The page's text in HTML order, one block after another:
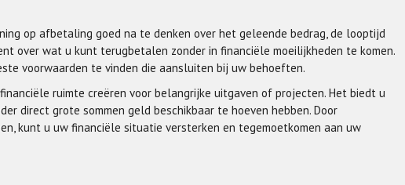
op afbetaling goed na te denken over het geleende bedrag, de looptijd
over wat u kunt terugbetalen zonder in financiële moeilijkheden te komen.
voorwaarden te vinden die aansluiten bij uw behoeften.
ruimte creëren voor belangrijke uitgaven of projecten. Het biedt u
direct grote sommen geld beschikbaar te hoeven hebben. Door
kunt u uw financiële situatie versterken en tegemoetkomen aan uw